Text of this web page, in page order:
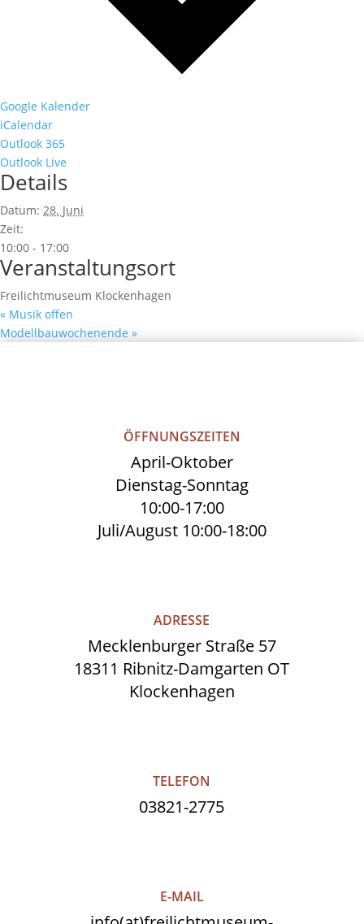
Google Kalender
iCalendar
Outlook 365
Outlook Live
Details
Datum: 28. Juni
Zeit:
10:00 - 17:00
Veranstaltungsort
Freilichtmuseum Klockenhagen
« Musik offen
Modellbauwochenende »
ÖFFNUNGSZEITEN
April-Oktober
Dienstag-Sonntag
10:00-17:00
Juli/August 10:00-18:00
ADRESSE
Mecklenburger Straße 57
18311 Ribnitz-Damgarten OT
Klockenhagen
TELEFON
03821-2775
E-MAIL